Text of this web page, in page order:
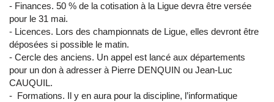
- Finances. 50 % de la cotisation à la Ligue devra être versée
pour le 31 mai.
- Licences. Lors des championnats de Ligue, elles devront être
déposées si possible le matin.
- Cercle des anciens. Un appel est lancé aux départements
pour un don à adresser à Pierre DENQUIN ou Jean-Luc
CAUQUIL.
- Formations. Il y en aura pour la discipline, l’informatique